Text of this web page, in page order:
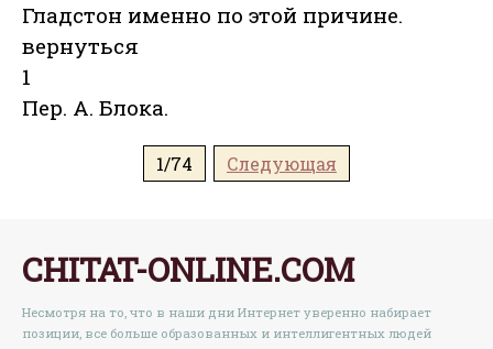
Гладстон именно по этой причине.
вернуться
1
Пер. А. Блока.
1/74 Следующая
CHITAT-ONLINE.COM
Несмотря на то, что в наши дни Интернет уверенно набирает
позиции, все больше образованных и интеллигентных людей